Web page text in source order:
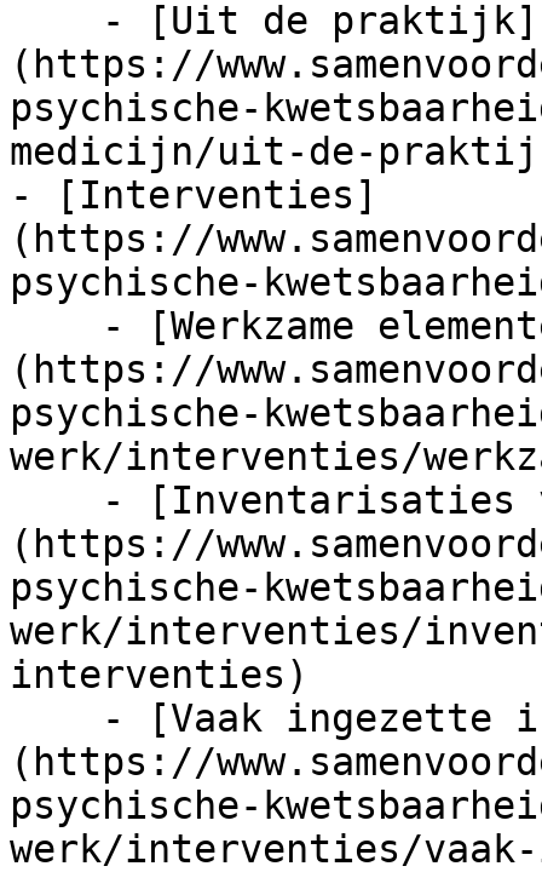
(https://
psychische-
medicijn/uit-de-
- [Interventies]
(https://
psychische-
(https://
psychische-
werk/interventies/
(https://
psychische-
werk/interventies/
interventies)
(https://
psychische-
werk/interventies/